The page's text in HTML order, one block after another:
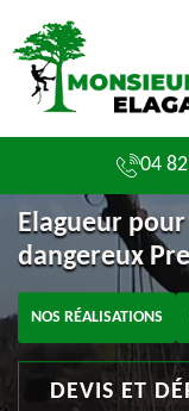
04
Elagueur
dangereux
NOS RÉALISATIONS
DEVIS ET